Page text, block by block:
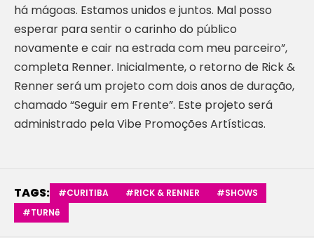
há mágoas. Estamos unidos e juntos. Mal posso
esperar para sentir o carinho do público
novamente e cair na estrada com meu parceiro”,
completa Renner. Inicialmente, o retorno de Rick &
Renner será um projeto com dois anos de duração,
chamado “Seguir em Frente”. Este projeto será
administrado pela Vibe Promoções Artísticas.
TAGS: #CURITIBA #RICK & RENNER
#SHOWS
#TURNê